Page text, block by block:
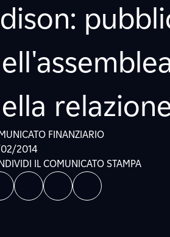
FINANZIARIO
2014
IL COMUNICATO STAMPA